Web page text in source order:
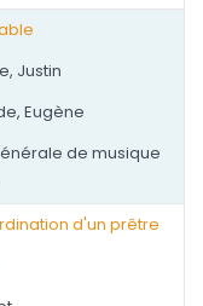
Justin
Eugène
de musique
d'un prêtre